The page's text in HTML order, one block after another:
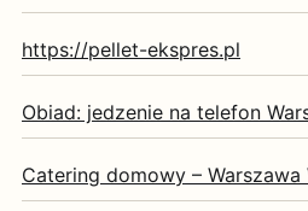
https://pellet-ekspres.pl
Obiad: jedzenie na telefon
Catering domowy – Warszawa